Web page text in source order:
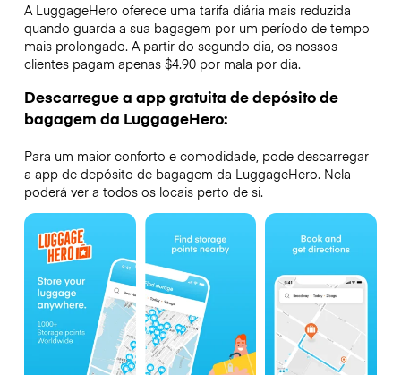
A LuggageHero oferece uma tarifa diária mais reduzida
quando guarda a sua bagagem por um período de tempo
mais prolongado. A partir do segundo dia, os nossos
clientes pagam apenas $4.90 por mala por dia.
Descarregue a app gratuita de depósito de
bagagem da LuggageHero:
Para um maior conforto e comodidade, pode descarregar
a app de depósito de bagagem da LuggageHero. Nela
poderá ver a todos os locais perto de si.